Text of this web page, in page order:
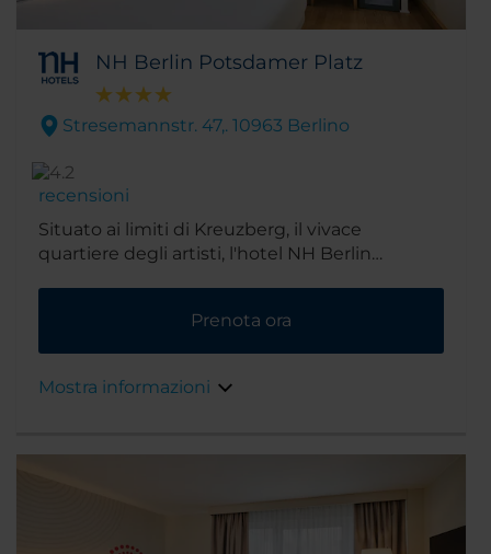
NH Berlin Potsdamer Platz
Stresemannstr. 47,. 10963 Berlino
recensioni
Situato ai limiti di Kreuzberg, il vivace
quartiere degli artisti, l'hotel NH Berlin
cui prende il nome. E con altri 10 minuti puoi
raggiungere le principali attrazioni turistiche
Memoriale dell'Olocausto e il Reichstag. A
Prenota ora
Mostra informazioni